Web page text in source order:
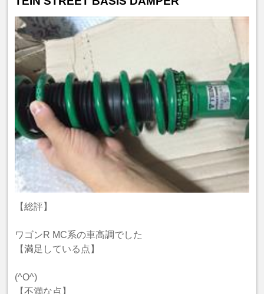
【総評】
ワゴンR MC系の車高調でした
【満足している点】
(^O^)
【不満な点】